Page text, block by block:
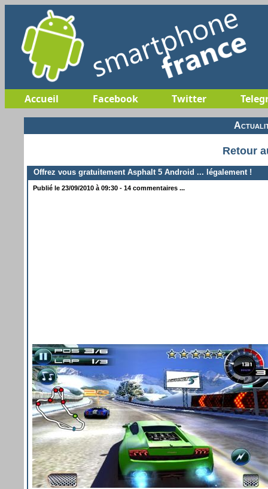
Accueil Facebook Twitter
Retour
Offrez vous gratuitement Asphalt 5 Android ... légalement !
Publié le 23/09/2010 à 09:30 - 14 commentaires ...